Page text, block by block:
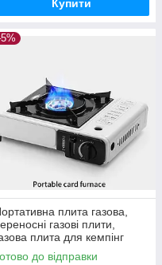
Купити
плита газова,
газові плити,
плита для кемпінг
до відправки